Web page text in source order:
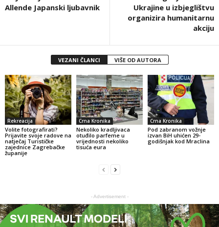
Allende Japanski ljubavnik
Ukrajine u izbjeglištvu
organizira humanitarnu
akciju
VEZANI ČLANCI VIŠE OD AUTORA
Rekreacija
Volite fotografirati?
Prijavite svoje radove na
natječaj Turističke
zajednice Zagrebačke
županije
Crna Kronika
Nekoliko kradljivaca
otuđilo parfeme u
vrijednosti nekoliko
tisuća eura
Crna Kronika
Pod zabranom vožnje
izvan BiH uhićen 29-
godišnjak kod Mraclina
- Advertisement -